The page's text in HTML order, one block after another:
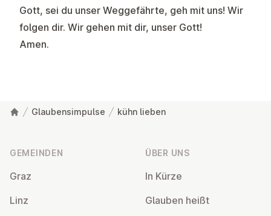
Gott, sei du unser Weggefährte, geh mit uns! Wir
folgen dir. Wir gehen mit dir, unser Gott!
Amen.
Glaubensimpulse kühn lieben
GEMEINDEN
Graz
Linz
ÜBER UNS
In Kürze
Glauben heißt